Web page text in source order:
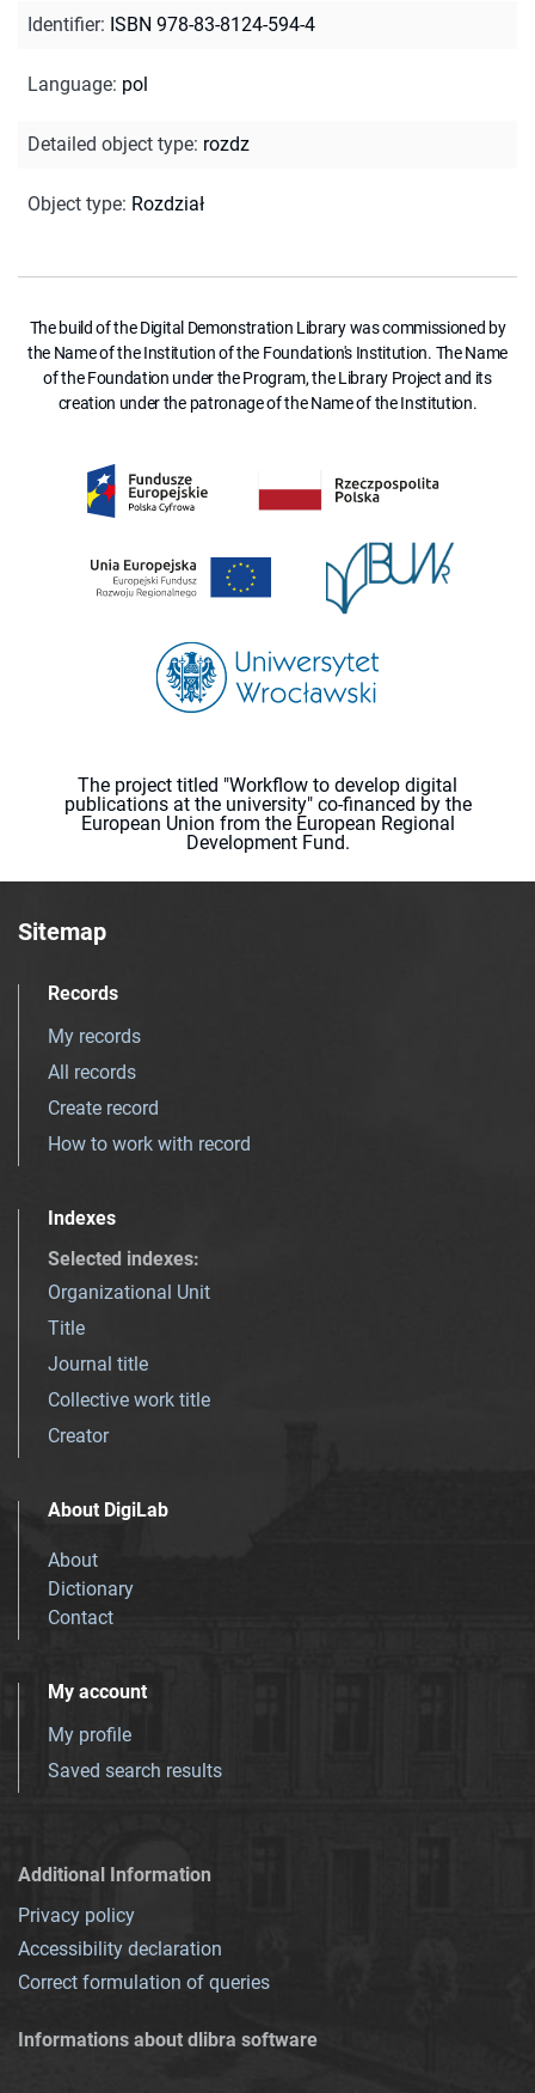
Identifier: ISBN 978-83-8124-594-4
Language: pol
Detailed object type: rozdz
Object type: Rozdział
The build of the Digital Demonstration Library was commissioned by
the Name of the Institution of the Foundation's Institution. The Name
of the Foundation under the Program, the Library Project and its
creation under the patronage of the Name of the Institution.
The project titled "Workflow to develop digital
publications at the university" co-financed by the
European Union from the European Regional
Development Fund.
Sitemap
Records
My records
All records
Create record
How to work with record
Indexes
Selected indexes:
Organizational Unit
Title
Journal title
Collective work title
Creator
About DigiLab
About
Dictionary
Contact
My account
My profile
Saved search results
Additional Information
Privacy policy
Accessibility declaration
Correct formulation of queries
Informations about dlibra software